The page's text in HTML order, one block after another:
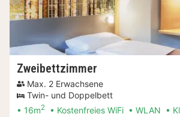
Zweibettzimmer
Max. 2 Erwachsene
Twin- und Doppelbett
16m2 Kostenfreies WiFi WLAN